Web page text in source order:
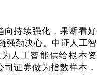
持续强化，果断看好
强劲决心。中证人工智
人工智能供给根本资
证券做为指数样本，